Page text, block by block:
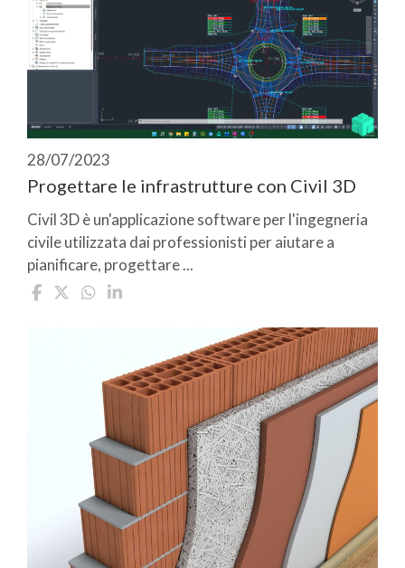
28/07/2023
Progettare le infrastrutture con Civil 3D
Civil 3D è un'applicazione software per l'ingegneria
civile utilizzata dai professionisti per aiutare a
pianificare, progettare ...